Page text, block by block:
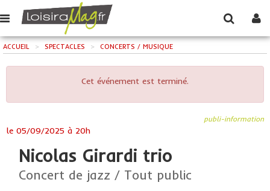
ACCUEIL > SPECTACLES > CONCERTS / MUSIQUE
Cet événement est terminé.
publi-information
le 05/09/2025 à 20h
Nicolas Girardi trio
Concert de jazz / Tout public